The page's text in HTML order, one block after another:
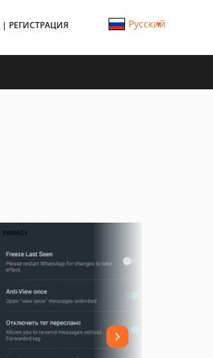
| РЕГИСТРАЦИЯ Русский